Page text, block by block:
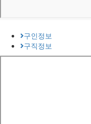
구인정보
구직정보